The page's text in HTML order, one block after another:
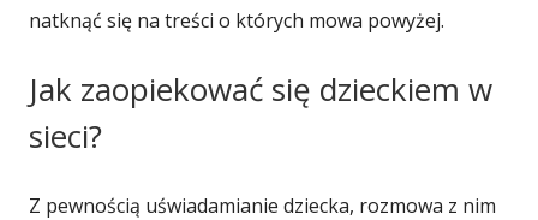
natknąć się na treści o których mowa powyżej.
Jak zaopiekować się dzieckiem w
sieci?
Z pewnością uświadamianie dziecka, rozmowa z nim